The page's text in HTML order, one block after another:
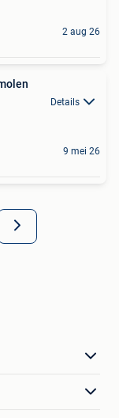
2 aug 26
Details
9 mei 26